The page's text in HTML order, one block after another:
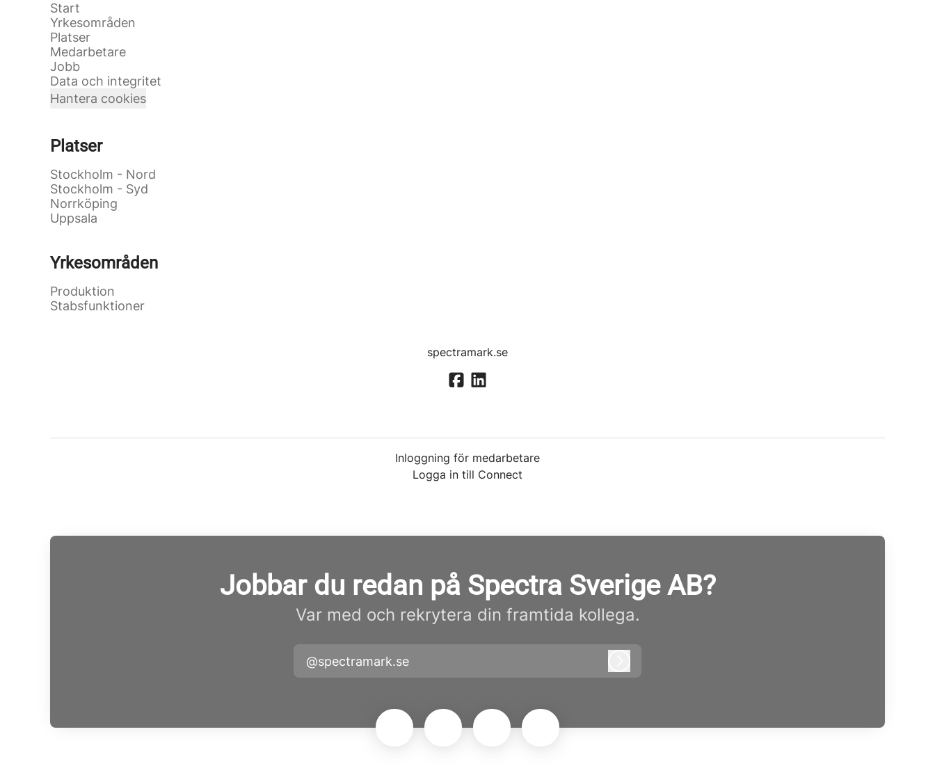
Start
Yrkesområden
Platser
Medarbetare
Jobb
Data och integritet
Hantera cookies
Platser
Stockholm - Nord
Stockholm - Syd
Norrköping
Uppsala
Yrkesområden
Produktion
Stabsfunktioner
spectramark.se
Inloggning för medarbetare
Logga in till Connect
Jobbar du redan på Spectra Sverige AB?
Var med och rekrytera din framtida kollega.
@spectramark.se